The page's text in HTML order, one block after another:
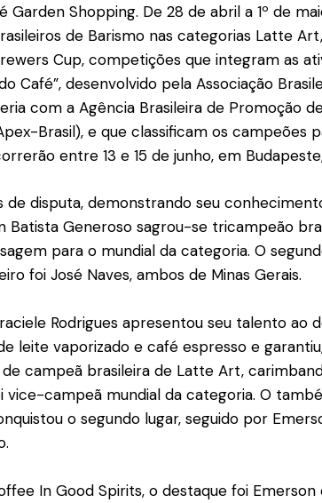
Garden Shopping. De 28 de abril a 1º de
de Barismo nas categorias Latte
Cup, competições que integram as
Café”, desenvolvido pela Associação
com a Agência Brasileira de Promoção
Brasil), e que classificam os campeões
entre 13 e 15 de junho, em
de disputa, demonstrando seu
Batista Generoso sagrou-se tricampeão
para o mundial da categoria. O
foi José Naves, ambos de Minas Gerais.
Rodrigues apresentou seu talento ao
leite vaporizado e café espresso e
campeã brasileira de Latte Art,
vice-campeã mundial da categoria. O
o segundo lugar, seguido por
In Good Spirits, o destaque foi